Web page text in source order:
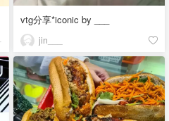
vtg分享*iconic by ___
jin___